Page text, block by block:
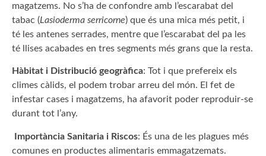
magatzems. No s’ha de confondre amb l’escarabat del
tabac (Lasioderma serricorne) que és una mica més petit, i
té les antenes serrades, mentre que l’escarabat del pa les
té llises acabades en tres segments més grans que la resta.
Hàbitat i Distribució geogràfica: Tot i que prefereix els
climes càlids, el podem trobar arreu del món. El fet de
infestar cases i magatzems, ha afavorit poder reproduir-se
durant tot l’any.
Importància Sanitaria i Riscos: És una de les plagues més
comunes en productes alimentaris emmagatzemats.